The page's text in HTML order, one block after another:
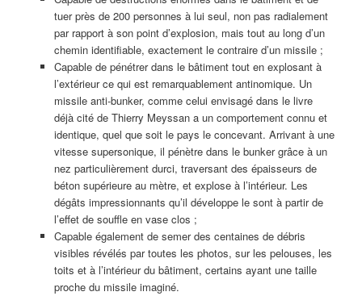
tuer près de 200 personnes à lui seul, non pas radialement
par rapport à son point d’explosion, mais tout au long d’un
chemin identifiable, exactement le contraire d’un missile ;
Capable de pénétrer dans le bâtiment tout en explosant à
l’extérieur ce qui est remarquablement antinomique. Un
missile anti-bunker, comme celui envisagé dans le livre
déjà cité de Thierry Meyssan a un comportement connu et
identique, quel que soit le pays le concevant. Arrivant à une
vitesse supersonique, il pénètre dans le bunker grâce à un
nez particulièrement durci, traversant des épaisseurs de
béton supérieure au mètre, et explose à l’intérieur. Les
dégâts impressionnants qu’il développe le sont à partir de
l’effet de souffle en vase clos ;
Capable également de semer des centaines de débris
visibles révélés par toutes les photos, sur les pelouses, les
toits et à l’intérieur du bâtiment, certains ayant une taille
proche du missile imaginé.